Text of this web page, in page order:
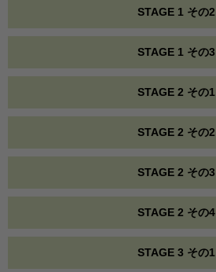
STAGE 1 その2
STAGE 1 その3
STAGE 2 その1
STAGE 2 その2
STAGE 2 その3
STAGE 2 その4
STAGE 3 その1